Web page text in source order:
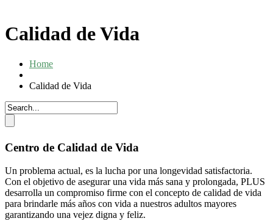
Calidad de Vida
Home
Calidad de Vida
Centro de Calidad de Vida
Un problema actual, es la lucha por una longevidad satisfactoria.
Con el objetivo de asegurar una vida más sana y prolongada, PLUS
desarrolla un compromiso firme con el concepto de calidad de vida
para brindarle más años con vida a nuestros adultos mayores
garantizando una vejez digna y feliz.